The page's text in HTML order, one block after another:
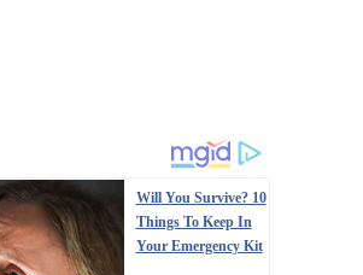
Will You Survive? 10
Things To Keep In
Your Emergency Kit